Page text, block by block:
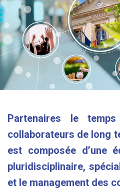
Partenaires le
collaborateurs de long
est composée d’une
pluridisciplinaire,
et le management des